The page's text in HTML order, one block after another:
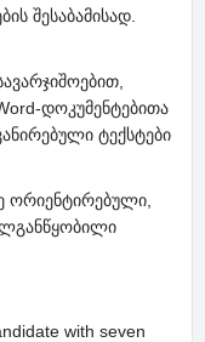
შესაბამისად.
დოკუმენტებითა
ტექსტები
ორიენტირებული,
with seven